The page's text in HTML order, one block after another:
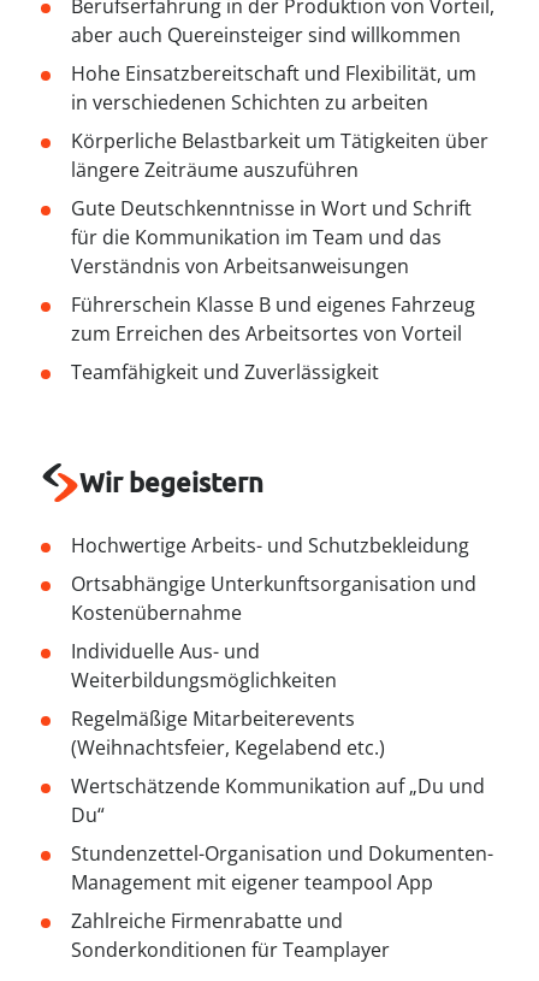
----
--
Berufserfahrung in der Produktion von Vorteil,
aber auch Quereinsteiger sind willkommen
Hohe Einsatzbereitschaft und Flexibilität, um
in verschiedenen Schichten zu arbeiten
Körperliche Belastbarkeit um Tätigkeiten über
längere Zeiträume auszuführen
Gute Deutschkenntnisse in Wort und Schrift
für die Kommunikation im Team und das
Verständnis von Arbeitsanweisungen
Führerschein Klasse B und eigenes Fahrzeug
zum Erreichen des Arbeitsortes von Vorteil
Teamfähigkeit und Zuverlässigkeit
Wir begeistern
Hochwertige Arbeits- und Schutzbekleidung
Ortsabhängige Unterkunftsorganisation und
Kostenübernahme
Individuelle Aus- und
Weiterbildungsmöglichkeiten
Regelmäßige Mitarbeiterevents
(Weihnachtsfeier, Kegelabend etc.)
Wertschätzende Kommunikation auf „Du und
Du“
Stundenzettel-Organisation und Dokumenten-
Management mit eigener teampool App
Zahlreiche Firmenrabatte und
Sonderkonditionen für Teamplayer